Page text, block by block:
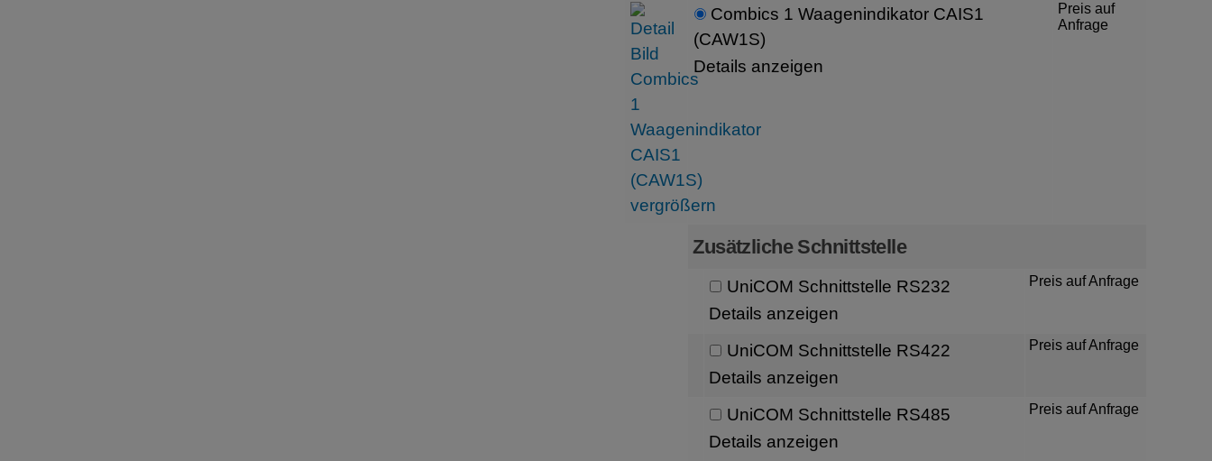
Combics 1 Waagenindikator CAIS1
(CAW1S)
Details anzeigen
Preis auf
Anfrage
Zusätzliche Schnittstelle
UniCOM Schnittstelle RS232
Details anzeigen
Preis auf Anfrage
UniCOM Schnittstelle RS422
Details anzeigen
Preis auf Anfrage
UniCOM Schnittstelle RS485
Details anzeigen
Preis auf Anfrage